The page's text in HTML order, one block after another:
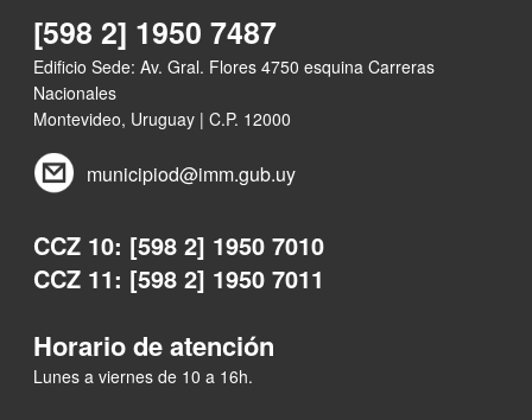
[598 2] 1950 7487
Edificio Sede: Av. Gral. Flores 4750 esquina Carreras
Nacionales
Montevideo, Uruguay | C.P. 12000
municipiod@imm.gub.uy
CCZ 10: [598 2] 1950 7010
CCZ 11: [598 2] 1950 7011
Horario de atención
Lunes a viernes de 10 a 16h.